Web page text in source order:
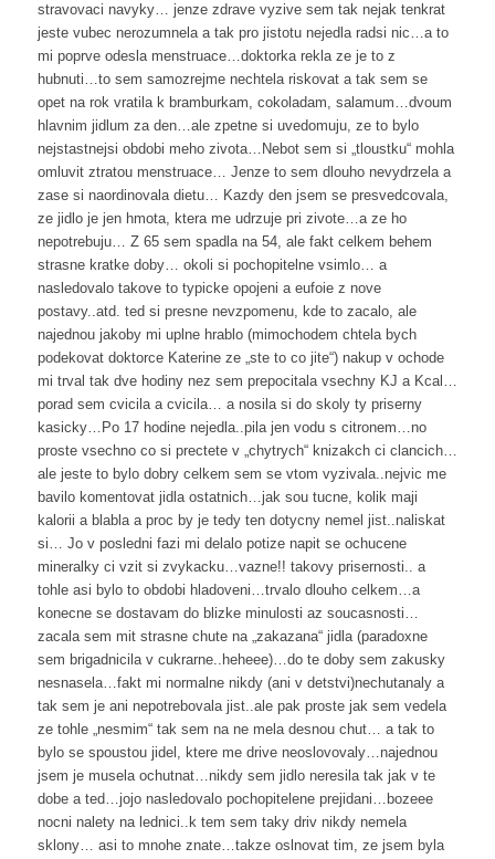
stravovaci navyky… jenze zdrave vyzive sem tak nejak tenkrat
jeste vubec nerozumnela a tak pro jistotu nejedla radsi nic…a to
mi poprve odesla menstruace…doktorka rekla ze je to z
hubnuti…to sem samozrejme nechtela riskovat a tak sem se
opet na rok vratila k bramburkam, cokoladam, salamum…dvoum
hlavnim jidlum za den…ale zpetne si uvedomuju, ze to bylo
nejstastnejsi obdobi meho zivota…Nebot sem si „tloustku“ mohla
omluvit ztratou menstruace… Jenze to sem dlouho nevydrzela a
zase si naordinovala dietu… Kazdy den jsem se presvedcovala,
ze jidlo je jen hmota, ktera me udrzuje pri zivote…a ze ho
nepotrebuju… Z 65 sem spadla na 54, ale fakt celkem behem
strasne kratke doby… okoli si pochopitelne vsimlo… a
nasledovalo takove to typicke opojeni a eufoie z nove
postavy..atd. ted si presne nevzpomenu, kde to zacalo, ale
najednou jakoby mi uplne hrablo (mimochodem chtela bych
podekovat doktorce Katerine ze „ste to co jite“) nakup v ochode
mi trval tak dve hodiny nez sem prepocitala vsechny KJ a Kcal…
porad sem cvicila a cvicila… a nosila si do skoly ty priserny
kasicky…Po 17 hodine nejedla..pila jen vodu s citronem…no
proste vsechno co si prectete v „chytrych“ knizakch ci clancich…
ale jeste to bylo dobry celkem sem se vtom vyzivala..nejvic me
bavilo komentovat jidla ostatnich…jak sou tucne, kolik maji
kalorii a blabla a proc by je tedy ten dotycny nemel jist..naliskat
si… Jo v posledni fazi mi delalo potize napit se ochucene
mineralky ci vzit si zvykacku…vazne!! takovy prisernosti.. a
tohle asi bylo to obdobi hladoveni…trvalo dlouho celkem…a
konecne se dostavam do blizke minulosti az soucasnosti…
zacala sem mit strasne chute na „zakazana“ jidla (paradoxne
sem brigadnicila v cukrarne..heheee)…do te doby sem zakusky
nesnasela…fakt mi normalne nikdy (ani v detstvi)nechutanaly a
tak sem je ani nepotrebovala jist..ale pak proste jak sem vedela
ze tohle „nesmim“ tak sem na ne mela desnou chut… a tak to
bylo se spoustou jidel, ktere me drive neoslovovaly…najednou
jsem je musela ochutnat…nikdy sem jidlo neresila tak jak v te
dobe a ted…jojo nasledovalo pochopitelene prejidani…bozeee
nocni nalety na lednici..k tem sem taky driv nikdy nemela
sklony… asi to mnohe znate…takze oslnovat tim, ze jsem byla